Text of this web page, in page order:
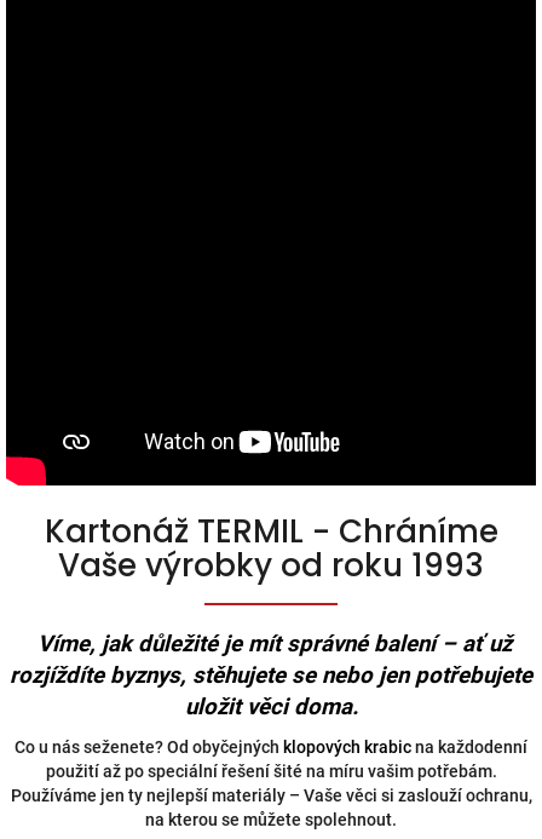
Kartonáž TERMIL - Chráníme
Vaše výrobky od roku 1993
Víme, jak důležité je mít správné balení – ať už
rozjíždíte byznys, stěhujete se nebo jen potřebujete
uložit věci doma.
Co u nás seženete? Od obyčejných klopových krabicna každodenní
použití až po speciální řešení šité na míru vašim potřebám.
Používáme jen ty nejlepší materiály – Vaše věci si zaslouží ochranu,
na kterou se můžete spolehnout.